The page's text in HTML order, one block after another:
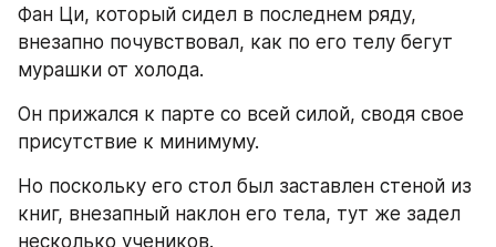
Фан Ци, который сидел в последнем ряду,
внезапно почувствовал, как по его телу бегут
мурашки от холода.
Он прижался к парте со всей силой, сводя свое
присутствие к минимуму.
Но поскольку его стол был заставлен стеной из
книг, внезапный наклон его тела, тут же задел
несколько учеников.